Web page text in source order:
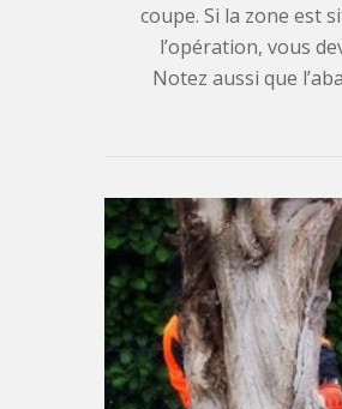
coupe. Si la zone est
l’opération, vous
Notez aussi que